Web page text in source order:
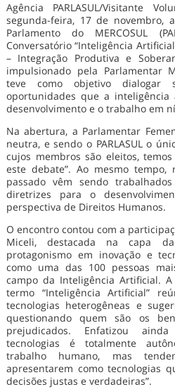
Agência PARLASUL/Visitante
segunda-feira, 17 de novembro,
Parlamento do MERCOSUL
Conversatório “Inteligência
– Integração Produtiva e
impulsionado pela Parlamentar
teve como objetivo
oportunidades que a inteligência
desenvolvimento e o trabalho em
Na abertura, a Parlamentar
neutra, e sendo o PARLASUL o
cujos membros são eleitos,
este debate”. Ao mesmo
passado vêm sendo
diretrizes para o
perspectiva de Direitos Humanos.
O encontro contou com a
Miceli, destacada na capa
protagonismo em inovação e
como uma das 100 pessoas
campo da Inteligência Artificial.
termo “Inteligência Artificial”
tecnologias heterogêneas e
questionando quem são os
prejudicados. Enfatizou
tecnologias é totalmente
trabalho humano, mas
apresentarem como tecnologias
decisões justas e verdadeiras”.